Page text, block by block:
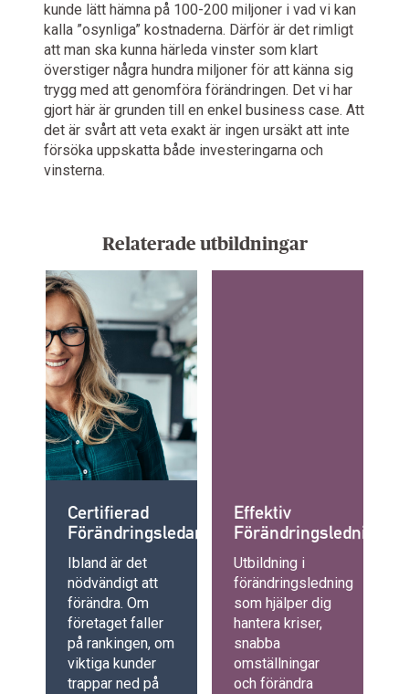
kunde lätt hämna på 100-200 miljoner i vad vi kan
kalla ”osynliga” kostnaderna. Därför är det rimligt
att man ska kunna härleda vinster som klart
överstiger några hundra miljoner för att känna sig
trygg med att genomföra förändringen. Det vi har
gjort här är grunden till en enkel business case. Att
det är svårt att veta exakt är ingen ursäkt att inte
försöka uppskatta både investeringarna och
vinsterna.
Relaterade utbildningar
Certifierad
Förändringsledare
Ibland är det
nödvändigt att
förändra. Om
företaget faller
på rankingen, om
viktiga kunder
trappar ned på
Effektiv
Förändringsledning
Utbildning i
förändringsledning
som hjälper dig
hantera kriser,
snabba
omställningar
och förändra